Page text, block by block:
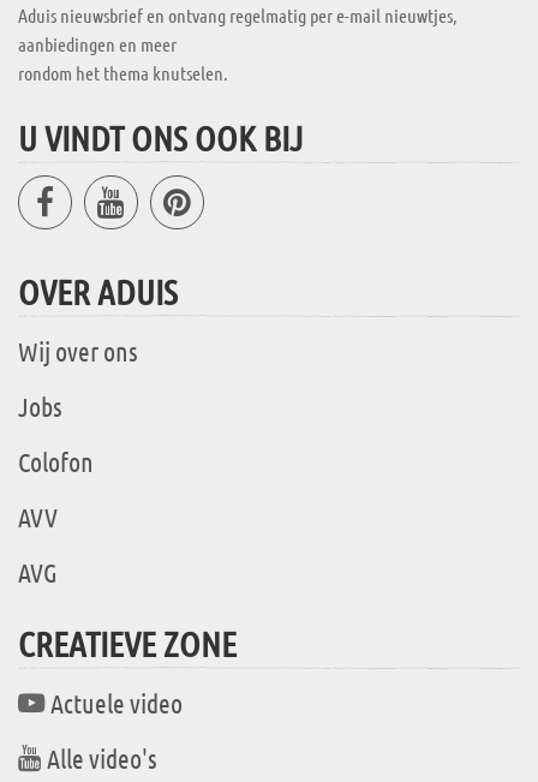
Aduis nieuwsbrief en ontvang regelmatig per e-mail nieuwtjes,
aanbiedingen en meer
rondom het thema knutselen.
U VINDT ONS OOK BIJ
OVER ADUIS
Wij over ons
Jobs
Colofon
AVV
AVG
CREATIEVE ZONE
Actuele video
Alle video's